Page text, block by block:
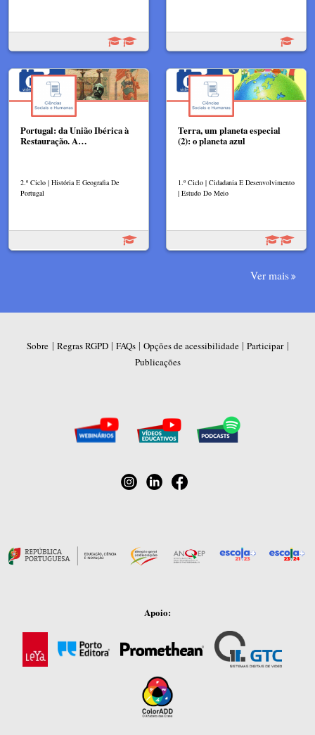
Portugal: da União Ibérica à
Restauração. A…
2.º Ciclo | História E Geografia De
Portugal
Terra, um planeta especial
(2): o planeta azul
1.º Ciclo | Cidadania E Desenvolvimento
| Estudo Do Meio
Ver mais
Sobre | Regras RGPD| FAQs| Opções de acessibilidade| Participar|
Publicações
Apoio: